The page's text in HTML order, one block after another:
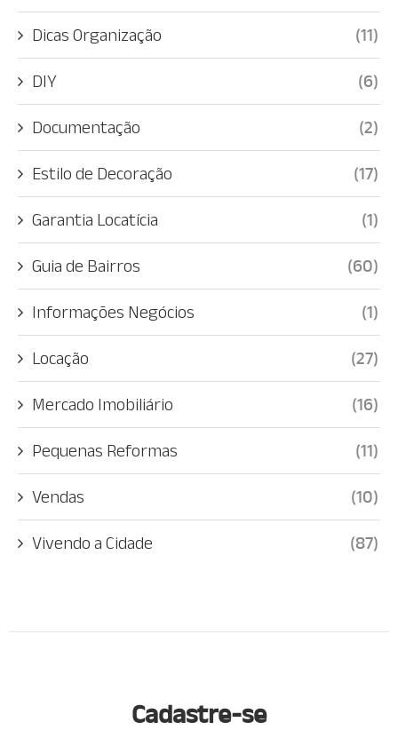
Dicas Organização (11)
DIY (6)
Documentação (2)
Estilo de Decoração (17)
Garantia Locatícia (1)
Guia de Bairros (60)
Informações Negócios (1)
Locação (27)
Mercado Imobiliário (16)
Pequenas Reformas (11)
Vendas (10)
Vivendo a Cidade (87)
Cadastre-se